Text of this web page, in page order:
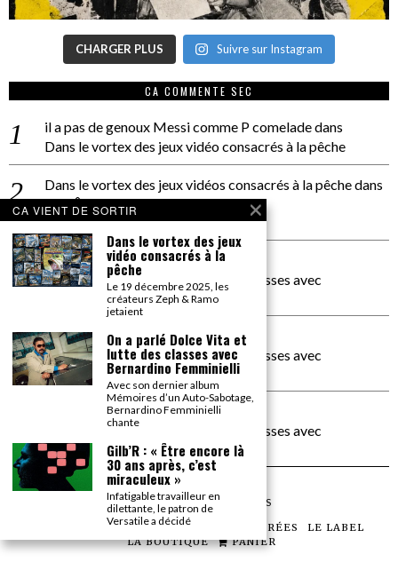
CHARGER PLUS Suivre sur Instagram
CA COMMENTE SEC
il a pas de genoux Messi comme P comeladedans
Dans le vortex des jeux vidéo consacrés à la pêche
Dans le vortex des jeux vidéos consacrés à la pêchedans
PACÔME THIELLEMENT
La séance d’Hip Gnose
La Patrie
dans
On a parlé Dolce Vita et lutte des classes avec
Bernardino Femminielli
carte noire negra à l'o tiededans
On a parlé Dolce Vita et lutte des classes avec
Bernardino Femminielli
moise et son mascarédans
On a parlé Dolce Vita et lutte des classes avec
Bernardino Femminielli
©2026TOUS DROITS RÉSERVÉS
LES ARTICLES LE MAGAZINE LES SOIRÉES
LE LABEL
LA BOUTIQUE
PANIER
CA VIENT DE SORTIR
Dans le vortex des jeux
vidéo consacrés à la
pêche
Le 19 décembre 2025, les
créateurs Zeph & Ramo
jetaient
On a parlé Dolce Vita et
lutte des classes avec
Bernardino Femminielli
Avec son dernier album
Mémoires d’un Auto-Sabotage,
Bernardino Femminielli
chante
Gilb’R : « Être encore là
30 ans après, c’est
miraculeux »
Infatigable travailleur en
dilettante, le patron de
Versatile a décidé